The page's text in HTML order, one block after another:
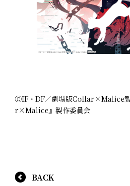
ⒸIF・DF／劇場版Collar×Malice
r×Malice』製作委員会
BACK